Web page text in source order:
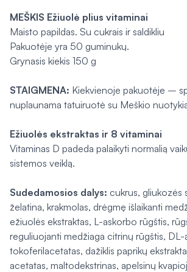
MEŠKIS Ežiuolė plius vitaminai
Maisto papildas. Su cukrais ir saldikliu
Pakuotėje yra 50 guminukų.
Grynasis kiekis 150 g
STAIGMENA: Kiekvienoje pakuotėje –
nuplaunama tatuiruotė su Meškio
Ežiuolės ekstraktas ir 8 vitaminai
Vitaminas D padeda palaikyti normalią
sistemos veiklą.
Sudedamosios dalys: cukrus, gliukozės
želatina, krakmolas, drėgmę išlaikanti
ežiuolės ekstraktas, L-askorbo rūgštis,
reguliuojanti medžiaga citrinų rūgštis, DL-
tokoferilacetatas, dažiklis paprikų
acetatas, maltodekstrinas, apelsinų